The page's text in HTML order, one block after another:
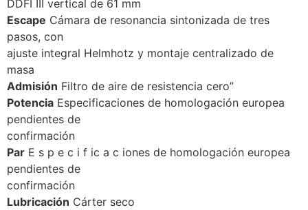
DDFI III vertical de 61 mm
Escape Cámara de resonancia sintonizada de tres
pasos, con
ajuste integral Helmhotz y montaje centralizado de
masa
Admisión Filtro de aire de resistencia cero”
Potencia Especificaciones de homologación europea
pendientes de
confirmación
Par E s p e c i f ic a c iones de homologación europea
pendientes de
confirmación
Lubricación Cárter seco